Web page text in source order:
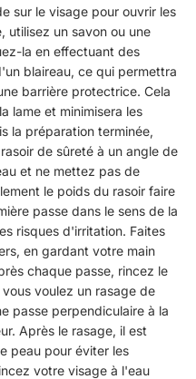
sur le visage pour ouvrir les
utilisez un savon ou une
la en effectuant des
blaireau, ce qui permettra
barrière protectrice. Cela
lame et minimisera les
la préparation terminée,
de sûreté à un angle de
et ne mettez pas de
le poids du rasoir faire
passe dans le sens de la
risques d'irritation. Faites
en gardant votre main
chaque passe, rincez le
voulez un rasage de
passe perpendiculaire à la
Après le rasage, il est
peau pour éviter les
votre visage à l'eau